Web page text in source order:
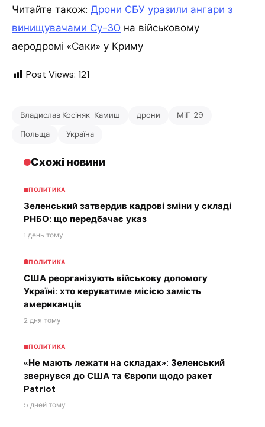
Читайте також: Дрони СБУ уразили ангари з
винищувачами Су-30 на військовому
аеродромі «Саки» у Криму
Post Views: 121
Владислав Косіняк-Камиш дрони
МіГ-29
Польща
Україна
Схожі новини
ПОЛИТИКА
Зеленський затвердив кадрові зміни у складі
РНБО: що передбачає указ
1 день тому
ПОЛИТИКА
США реорганізують військову допомогу
Україні: хто керуватиме місією замість
американців
2 дня тому
ПОЛИТИКА
«Не мають лежати на складах»: Зеленський
звернувся до США та Європи щодо ракет
Patriot
5 дней тому